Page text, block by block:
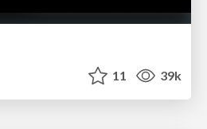
11 39k